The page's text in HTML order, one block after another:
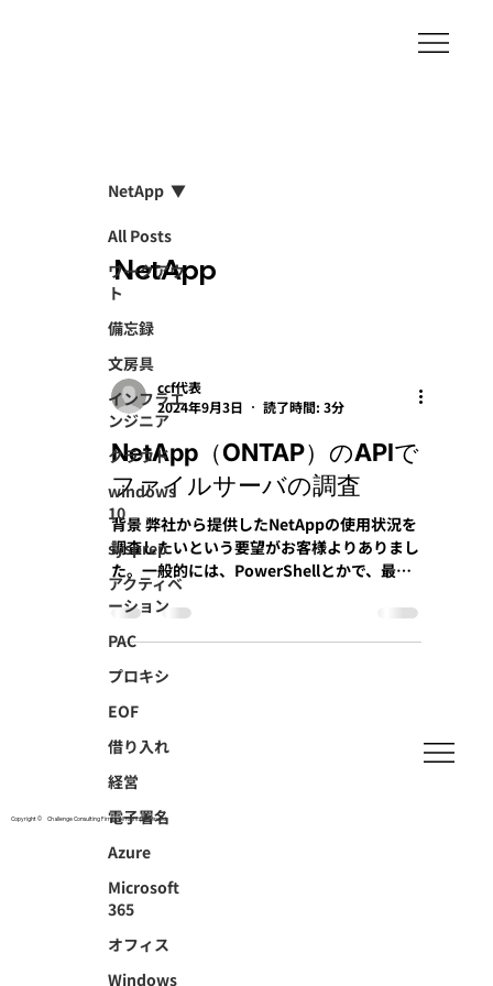
All Posts
ワークアウ
ト
備忘録
文房具
インフラエ
ンジニア
クラウド
windows
10
sysprep
アクティベ
ーション
PAC
プロキシ
EOF
借り入れ
経営
電子署名
Azure
Microsoft
365
オフィス
Windows
NetApp
NetApp
ccf代表
2024年9月3日
読了時間: 3分
NetApp（ONTAP）のAPIで
ファイルサーバの調査
背景 弊社から提供したNetAppの使用状況を
調査したいという要望がお客様よりありまし
た。一般的には、PowerShellとかで、最終
アクセス日や変更日などを取得するスクリプ
トで取得するのですが、NetAppは、別マシ
ンからネットワーク越しに実施するので、遅
Copyright © Challenge Consulting Firm All Rights Reserved.